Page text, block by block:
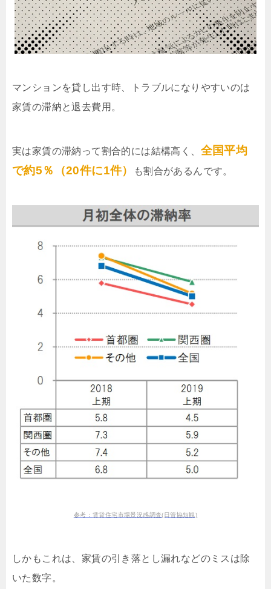
マンションを貸し出す時、トラブルになりやすいのは
家賃の滞納と退去費用。
実は家賃の滞納って割合的には結構高く、 全国平均
で約5％（20件に1件）
も割合があるんです。
参考：賃貸住宅市場景況感調査(日管協短観)
しかもこれは、家賃の引き落とし漏れなどのミスは除
いた数字。